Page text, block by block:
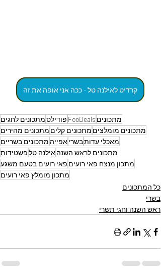
קרדיט לאילנה טל - ככה אני אופה את זה
מתכונים FooDeals פודילסמתכונים לחגים
מתכונים מומלצים מתכונים קלים מתכונים מהירים
מאכלי עדותבשריאפייה מתכונים בשריים
מתכונים לראש השנהאילנה טלפשטידות
מתכון מנצח פאי רועים פאי רועים בטעם משגע
מתכון מומלץ פאי רועים
כל המתכונים
בשרי
ראש השנה וחגי תשרי